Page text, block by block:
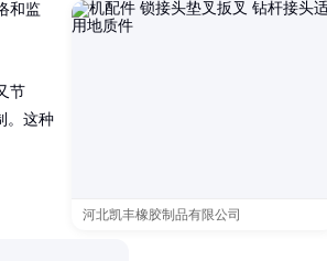
河北凯丰橡胶制品有限公司
和监
节
。这种